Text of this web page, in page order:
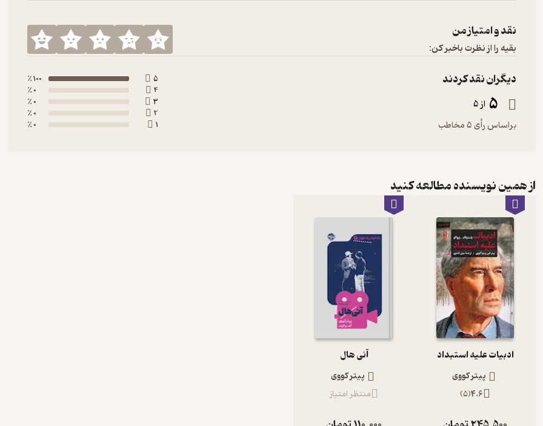
نقد و امتیاز من
بقیه را از نظرت باخبر کن:
دیگران نقد کردند
5 از 5
براساس رأی 5 مخاطب
5
100 ٪
4
0 ٪
3
0 ٪
2
0 ٪
1
0 ٪
از همین نویسنده مطالعه کنید
ادبیات علیه استبداد
پیتر کووی
4.6
(
5
)
آنی هال
پیتر کووی
منتظر امتیاز